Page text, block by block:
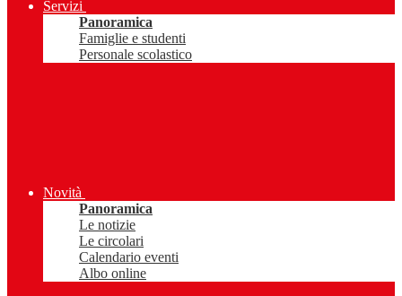
Servizi
Panoramica
Famiglie e studenti
Personale scolastico
Novità
Panoramica
Le notizie
Le circolari
Calendario eventi
Albo online